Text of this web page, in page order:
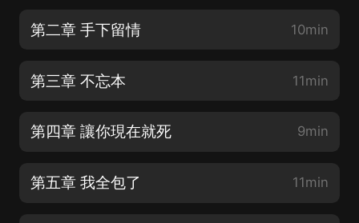
第二章 手下留情 10min
第三章 不忘本 11min
第四章 讓你現在就死 9min
第五章 我全包了 11min